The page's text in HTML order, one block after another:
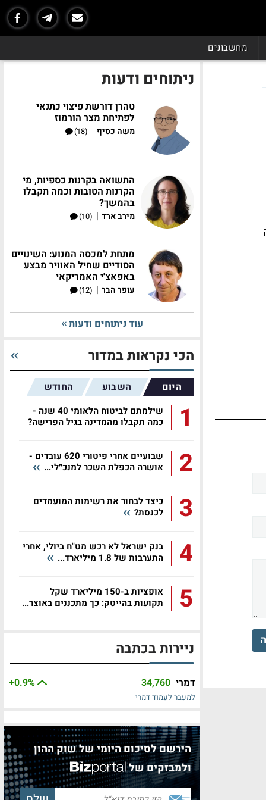
מחשבונים
ניתוחים ודעות
טהרן דורשת פיצוי כתנאי
לפתיחת מצר הורמוז
משה כסיף |
(18)
התשואה בקרנות כספיות, מי
הקרנות הטובות וכמה תקבלו
בהמשך?
מירב ארד |
(10)
מתחת למכסה המנוע: השינויים
הסודיים שחיל האוויר מבצע
באפאצ'י האמריקאי
עופר הבר |
(12)
עוד ניתוחים ודעות
הכי נקראות במדור
היום השבוע החודש
1
שילמתם לביטוח הלאומי 40 שנה -
כמה תקבלו מהמדינה בגיל הפרישה?
2
שבועיים אחרי פיטורי 620 עובדים -
אושרה הכפלת השכר למנכ״לי...
3
כיצד לבחור את רשימות המועמדים
לכנסת?
4
בנק ישראל לא רכש מט"ח ביולי, אחרי
התערבות של 1.8 מיליארד...
5
אופציות ב-150 מיליארד שקל
תקועות בהייטק: כך מתכננים באוצר...
ניירות בכתבה
דמרי 34,760
+0.9%
למעבר לעמוד דמרי
הירשם לסיכום היומי של שוק ההון
ולמבזקים של